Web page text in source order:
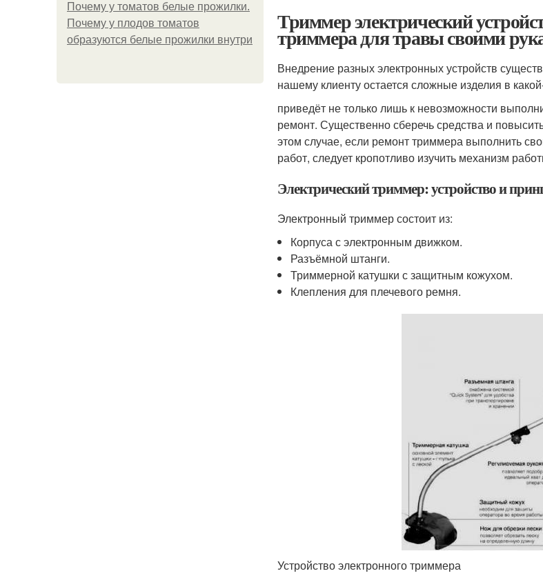
Почему у томатов белые прожилки.
Почему у плодов томатов
образуются белые прожилки внутри
Триммер электрический
триммера для травы своими
Внедрение разных электронных устройств
нашему клиенту остается сложные изделия в
приведёт не только лишь к невозможности
ремонт. Существенно сберечь средства и
этом случае, если ремонт триммера выполнить
работ, следует кропотливо изучить механизм
Электрический триммер: устройство и
Электронный триммер состоит из:
Корпуса с электронным движком.
Разъёмной штанги.
Триммерной катушки с защитным кожухом.
Клепления для плечевого ремня.
Устройство электронного триммера